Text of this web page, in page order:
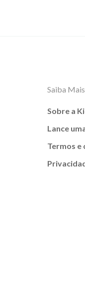
Saiba Mais
Sobre a
Lance
Termos e